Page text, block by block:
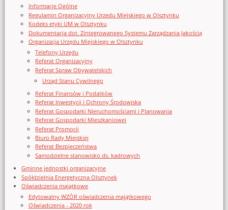
Informacje Ogólne
Regulamin Organizacyjny Urzedu Miejskiego w Olsztynku
Kodeks etyki UM w Olsztynku
Dokumentacja dot. Zintegrowanego Systemu Zarządzania Jakością
Organizacja Urzędu Miejskiego w Olsztynku
Telefony Urzędu
Referat Organizacyjny
Referat Spraw Obywatelskich
Urząd Stanu Cywilnego
Referat Finansów i Podatków
Referat Inwestycji i Ochrony Środowiska
Referat Gospodarki Nieruchomościami i Planowania
Referat Gospodarki Mieszkaniowej
Referat Promocji
Biuro Rady Miejskiej
Referat Bezpieczeństwa
Samodzielne stanowisko ds. kadrowych
Gminne jednostki organizacyjne
Spółdzielnia Energetyczna Olsztynek
Oświadczenia majątkowe
Edytowalny WZÓR oświadczenia majątkowego
Oświadczenia - 2020 rok